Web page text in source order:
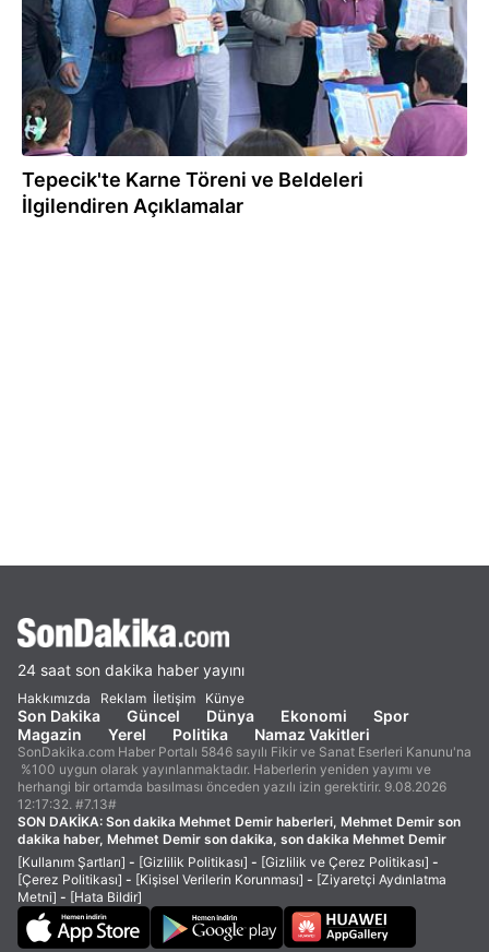
Tepecik'te Karne Töreni ve Beldeleri
İlgilendiren Açıklamalar
24 saat son dakika haber yayını
Hakkımızda Reklam İletişim Künye
Son Dakika Güncel Dünya Ekonomi
Spor
Magazin
Yerel Politika Namaz Vakitleri
SonDakika.com Haber Portalı 5846 sayılı Fikir ve Sanat Eserleri Kanunu'na
%100 uygun olarak yayınlanmaktadır. Haberlerin yeniden yayımı ve
herhangi bir ortamda basılması önceden yazılı izin gerektirir. 9.08.2026
12:17:32. #7.13#
SON DAKİKA: Son dakika Mehmet Demir haberleri, Mehmet Demir son
dakika haber, Mehmet Demir son dakika, son dakika Mehmet Demir
[Kullanım Şartları] - [Gizlilik Politikası] - [Gizlilik ve Çerez Politikası] -
[Çerez Politikası] - [Kişisel Verilerin Korunması] - [Ziyaretçi Aydınlatma
Metni] - [Hata Bildir]